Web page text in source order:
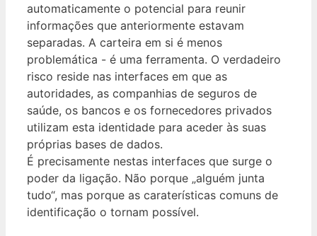
automaticamente o potencial para reunir
informações que anteriormente estavam
separadas. A carteira em si é menos
problemática - é uma ferramenta. O verdadeiro
risco reside nas interfaces em que as
autoridades, as companhias de seguros de
saúde, os bancos e os fornecedores privados
utilizam esta identidade para aceder às suas
próprias bases de dados.
É precisamente nestas interfaces que surge o
poder da ligação. Não porque „alguém junta
tudo“, mas porque as caraterísticas comuns de
identificação o tornam possível.